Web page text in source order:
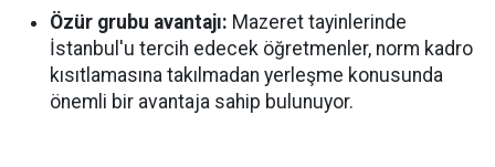
Özür grubu avantajı: Mazeret tayinlerinde
İstanbul'u tercih edecek öğretmenler, norm kadro
kısıtlamasına takılmadan yerleşme konusunda
önemli bir avantaja sahip bulunuyor.